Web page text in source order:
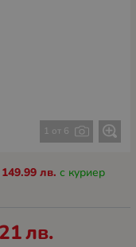
1 от 6
149.99 лв. с куриер
лв.